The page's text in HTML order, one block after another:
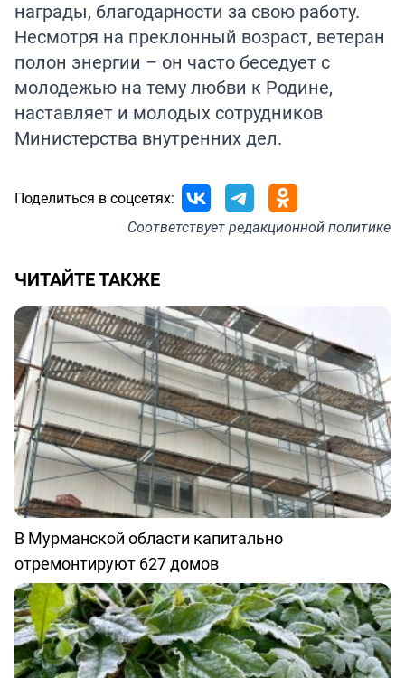
награды, благодарности за свою работу.
Несмотря на преклонный возраст, ветеран
полон энергии – он часто беседует с
молодежью на тему любви к Родине,
наставляет и молодых сотрудников
Министерства внутренних дел.
Поделиться в соцсетях:
Соответствуетредакционной политике
ЧИТАЙТЕ ТАКЖЕ
В Мурманской области капитально
отремонтируют 627 домов